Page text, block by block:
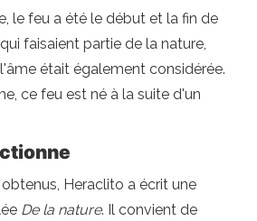
le feu a été le début et la fin de
faisaient partie de la nature,
était également considérée.
ce feu est né à la suite d'un
Heraclito a écrit une
De la nature. Il convient de